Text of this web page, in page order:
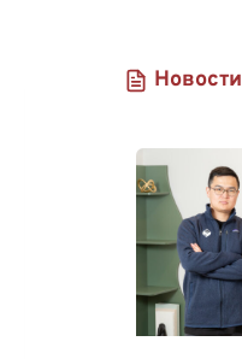
Новости